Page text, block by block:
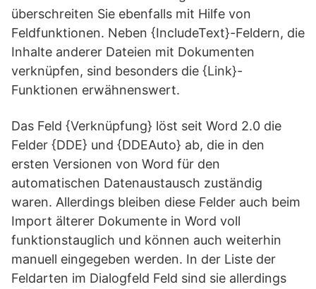
überschreiten Sie ebenfalls mit Hilfe von
Feldfunktionen. Neben {IncludeText}-Feldern, die
Inhalte anderer Dateien mit Dokumenten
verknüpfen, sind besonders die {Link}-
Funktionen erwähnenswert.
Das Feld {Verknüpfung} löst seit Word 2.0 die
Felder {DDE} und {DDEAuto} ab, die in den
ersten Versionen von Word für den
automatischen Datenaustausch zuständig
waren. Allerdings bleiben diese Felder auch beim
Import älterer Dokumente in Word voll
funktionstauglich und können auch weiterhin
manuell eingegeben werden. In der Liste der
Feldarten im Dialogfeld Feld sind sie allerdings